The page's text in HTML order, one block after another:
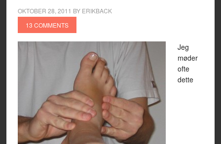
OKTOBER 28, 2011 BY ERIKBACK
13 COMMENTS
Jeg
møder
ofte
dette